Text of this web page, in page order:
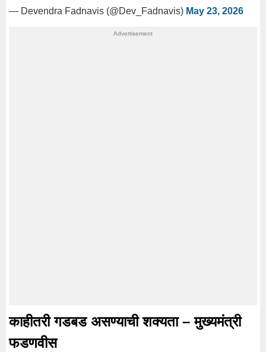
— Devendra Fadnavis (@Dev_Fadnavis) May 23, 2026
काहीतरी गडबड असण्याची शक्यता – मुख्यमंत्री
फडणवीस